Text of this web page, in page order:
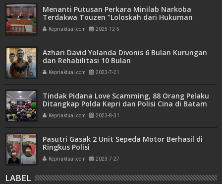
Menanti Putusan Perkara Minilab Narkoba
Terdakwa Touzen "Loloskah dari Hukuman
Seumur Hidup atau Mati"
Kepriaktual.com 2025-12-5
Azhari David Yolanda Divonis 6 Bulan Kurungan
dan Rehabilitasi 10 Bulan
Kepriaktual.com 2023-7-21
Tindak Pidana Love Scamming, 88 Orang Pelaku
Ditangkap Polda Kepri dan Polisi Cina di Batam
Kepriaktual.com 2023-8-31
Pasutri Gasak 2 Unit Sepeda Motor Berhasil di
Ringkus Polisi
Kepriaktual.com 2023-7-27
LABEL